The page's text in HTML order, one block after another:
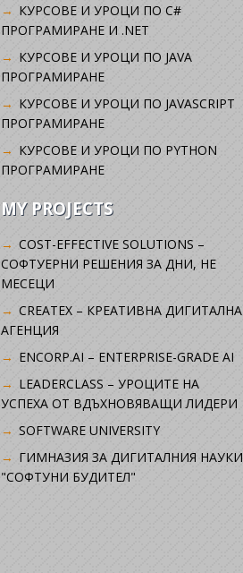
КУРСОВЕ И УРОЦИ ПО C#
ПРОГРАМИРАНЕ И .NET
КУРСОВЕ И УРОЦИ ПО JAVA
ПРОГРАМИРАНЕ
КУРСОВЕ И УРОЦИ ПО JAVASCRIPT
ПРОГРАМИРАНЕ
КУРСОВЕ И УРОЦИ ПО PYTHON
ПРОГРАМИРАНЕ
MY PROJECTS
COST-EFFECTIVE SOLUTIONS –
СОФТУЕРНИ РЕШЕНИЯ ЗА ДНИ, НЕ
МЕСЕЦИ
CREATEX – КРЕАТИВНА ДИГИТАЛНА
АГЕНЦИЯ
ENCORP.AI – ENTERPRISE-GRADE AI
LEADERCLASS – УРОЦИТЕ НА
УСПЕХА ОТ ВДЪХНОВЯВАЩИ ЛИДЕРИ
SOFTWARE UNIVERSITY
ГИМНАЗИЯ ЗА ДИГИТАЛНИЯ НАУКИ
"СОФТУНИ БУДИТЕЛ"